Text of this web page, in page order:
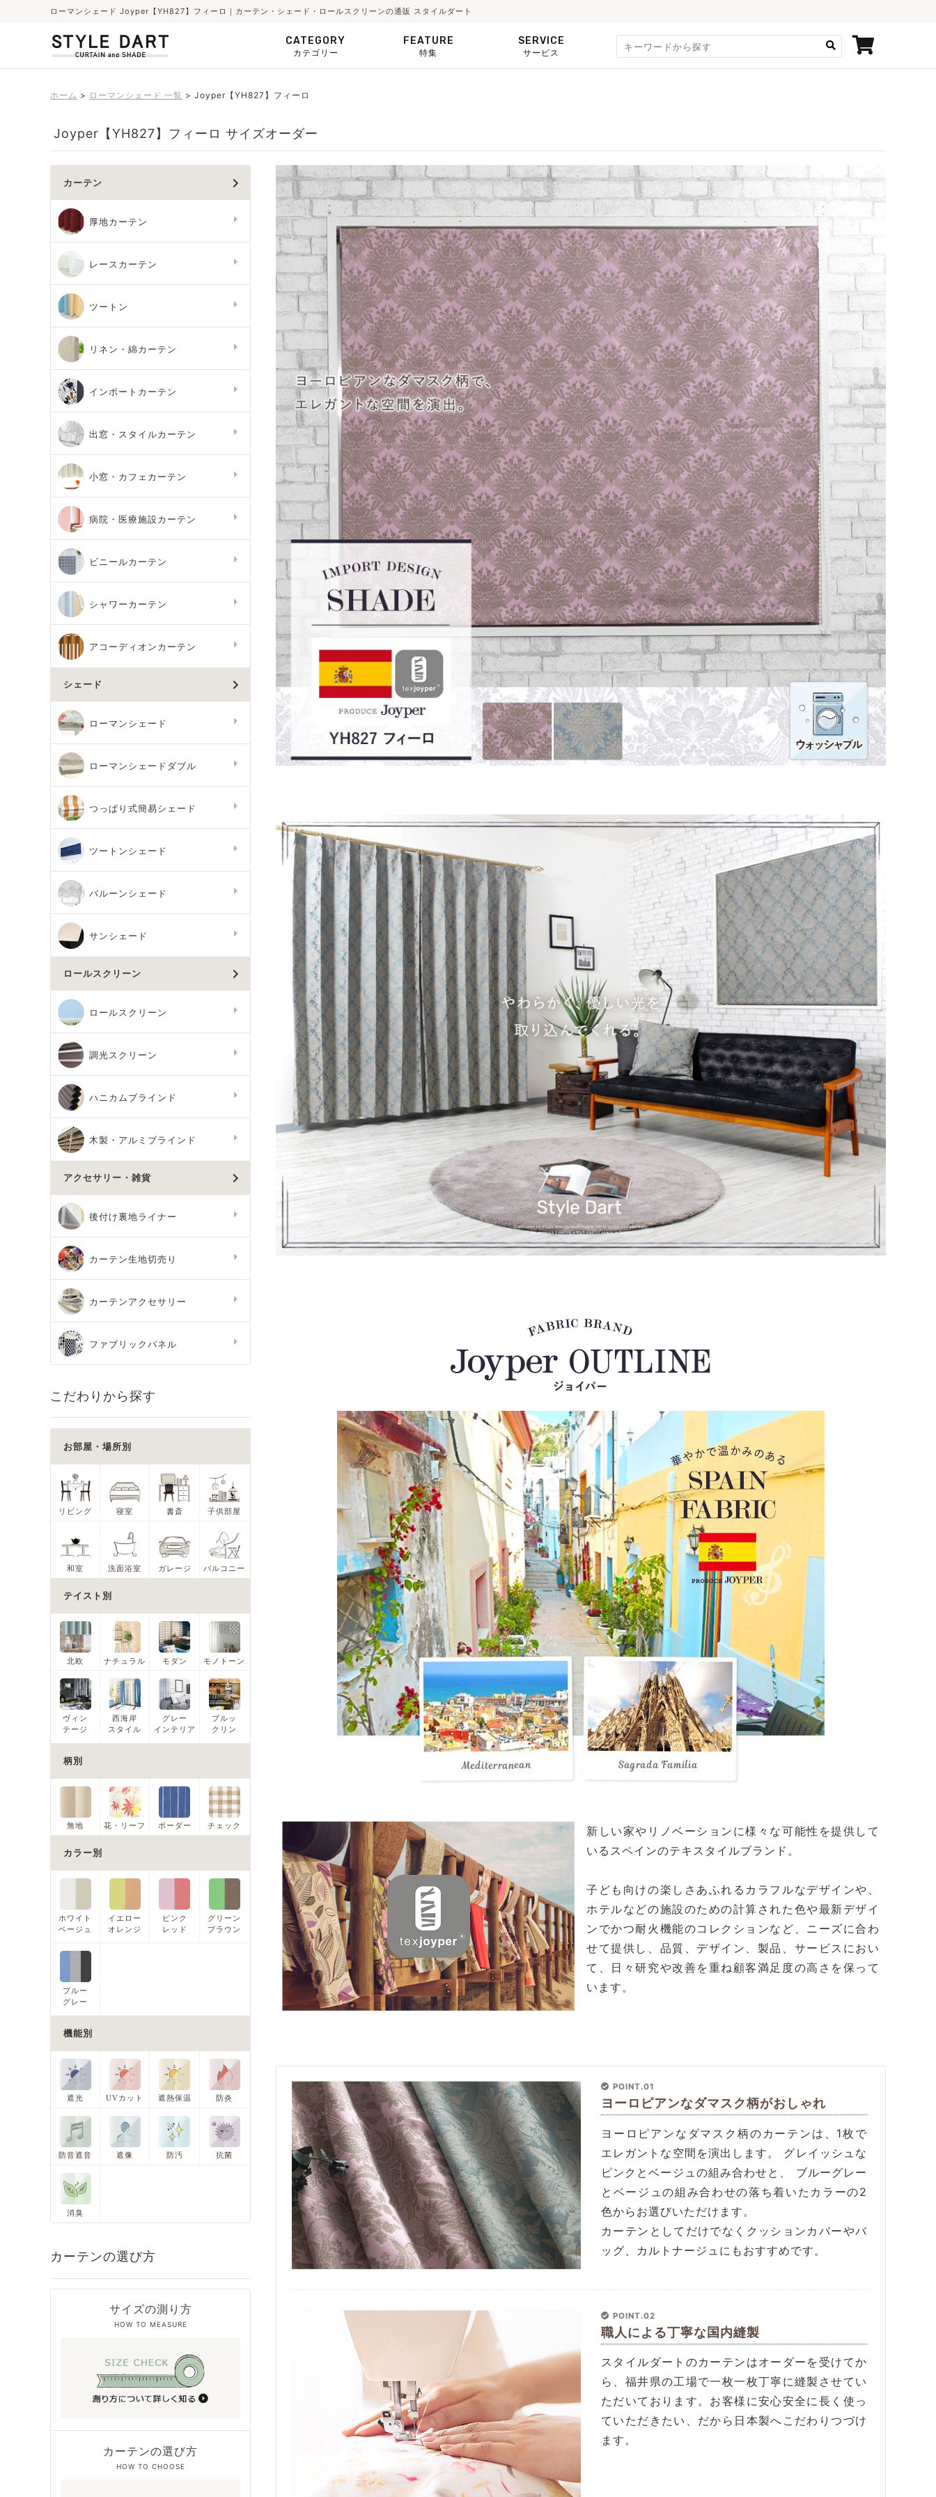
ローマンシェード Joyper【YH827】フィーロ｜カーテン・シェード・ロールスクリーンの通販 スタイルダート
CATEGORY
カテゴリー
FEATURE
特集
SERVICE
サービス
ホーム ローマンシェード 一覧 Joyper【YH827】フィーロ
Joyper【YH827】フィーロ サイズオーダー
新しい家やリノベーションに様々な可能性を提供して
いるスペインのテキスタイルブランド。
子ども向けの楽しさあふれるカラフルなデザインや、
ホテルなどの施設のための計算された色や最新デザイ
ンでかつ耐火機能のコレクションなど、ニーズに合わ
せて提供し、品質、デザイン、製品、サービスにおい
て、日々研究や改善を重ね顧客満足度の高さを保って
います。
POINT.01
ヨーロピアンなダマスク柄がおしゃれ
ヨーロピアンなダマスク柄のカーテンは、1枚で
エレガントな空間を演出します。 グレイッシュな
ピンクとベージュの組み合わせと、 ブルーグレー
とベージュの組み合わせの落ち着いたカラーの2
色からお選びいただけます。
カーテンとしてだけでなくクッションカバーやバ
ッグ、カルトナージュにもおすすめです。
POINT.02
職人による丁寧な国内縫製
スタイルダートのカーテンはオーダーを受けてか
ら、福井県の工場で一枚一枚丁寧に縫製させてい
ただいております。お客様に安心安全に長く使っ
ていただきたい、だから日本製へこだわりつづけ
ます。
カーテン
厚地カーテン
レースカーテン
ツートン
リネン・綿カーテン
インポートカーテン
出窓・スタイルカーテン
小窓・カフェカーテン
病院・医療施設カーテン
ビニールカーテン
シャワーカーテン
アコーディオンカーテン
シェード
ローマンシェード
ローマンシェードダブル
つっぱり式簡易シェード
ツートンシェード
バルーンシェード
サンシェード
ロールスクリーン
ロールスクリーン
調光スクリーン
ハニカムブラインド
木製・アルミブラインド
アクセサリー・雑貨
後付け裏地ライナー
カーテン生地切売り
カーテンアクセサリー
ファブリックパネル
こだわりから探す
お部屋・場所別
リビング 寝室 書斎 子供部屋
和室 洗面浴室 ガレージ バルコニー
テイスト別
北欧 ナチュラル モダン モノトーン
ヴィン
テージ
西海岸
スタイル
グレー
インテリア
ブルッ
クリン
柄別
無地 花・リーフ ボーダー チェック
カラー別
ホワイト
ベージュ
イエロー
オレンジ
ピンク
レッド
グリーン
ブラウン
ブルー
グレー
機能別
遮光 UVカット 遮熱保温 防炎
防音遮音 遮像 防汚 抗菌
消臭
カーテンの選び方
サイズの測り方
HOW TO MEASURE
カーテンの選び方
HOW TO CHOOSE